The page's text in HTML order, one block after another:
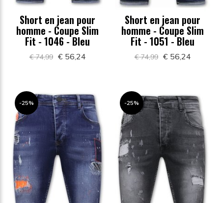
Short en jean pour
homme - Coupe Slim
Fit - 1046 - Bleu
€ 74,99 € 56,24
Short en jean pour
homme - Coupe Slim
Fit - 1051 - Bleu
€ 74,99 € 56,24
-25% -25%